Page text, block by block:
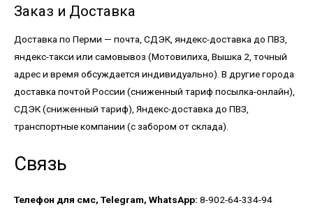
Заказ и Доставка
Доставка по Перми — почта, СДЭК, яндекс-доставка до ПВЗ,
яндекс-такси или самовывоз (Мотовилиха, Вышка 2, точный
адрес и время обсуждается индивидуально). В другие города
доставка почтой России (сниженный тариф посылка-онлайн),
СДЭК (сниженный тариф), Яндекс-доставка до ПВЗ,
транспортные компании (с забором от склада).
Связь
Телефон для смс, Telegram, WhatsApp: 8-902-64-334-94